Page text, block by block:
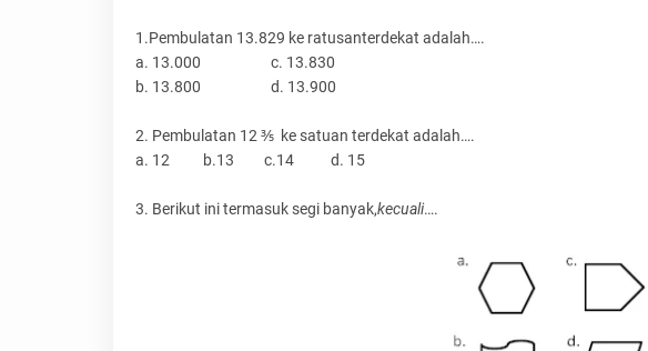
1.Pembulatan 13.829 ke ratusanterdekat adalah….
a. 13.000
c. 13.830
b. 13.800
d. 13.900
2. Pembulatan 12 ⅗ ke satuan terdekat adalah….
a. 12
b.13 c.14 d. 15
3. Berikut ini termasuk segi banyak,kecuali….